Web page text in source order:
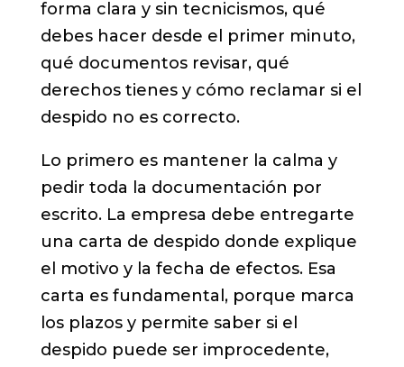
forma clara y sin tecnicismos, qué
debes hacer desde el primer minuto,
qué documentos revisar, qué
derechos tienes y cómo reclamar si el
despido no es correcto.
Lo primero es mantener la calma y
pedir toda la documentación por
escrito. La empresa debe entregarte
una carta de despido donde explique
el motivo y la fecha de efectos. Esa
carta es fundamental, porque marca
los plazos y permite saber si el
despido puede ser improcedente,